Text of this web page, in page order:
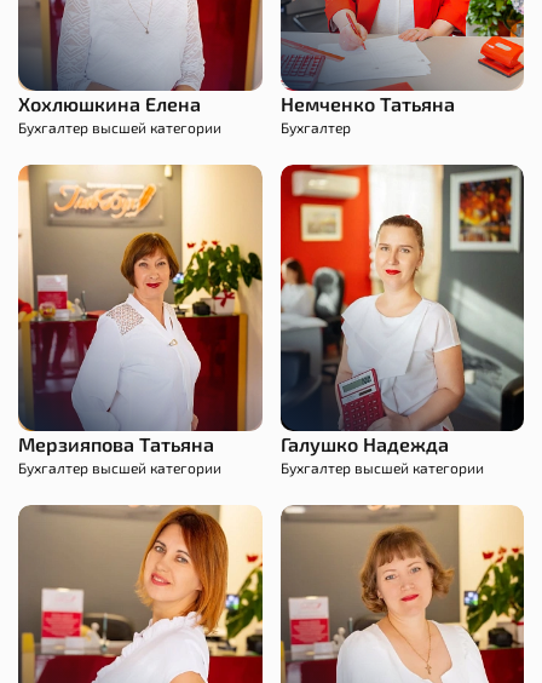
Хохлюшкина Елена
Бухгалтер высшей категории
Немченко Татьяна
Бухгалтер
Мерзияпова Татьяна
Бухгалтер высшей категории
Галушко Надежда
Бухгалтер высшей категории